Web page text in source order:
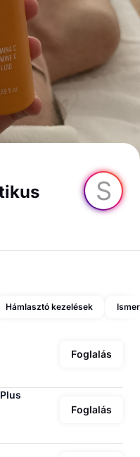
S
Hámlasztó kezelések
Foglalás
Foglalás